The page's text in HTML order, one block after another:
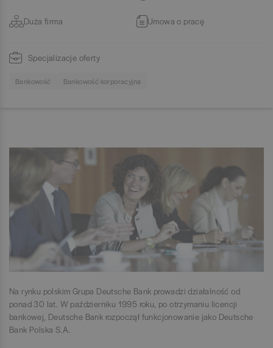
Duża firma Umowa o pracę
Specjalizacje oferty
Bankowość Bankowość korporacyjna
Na rynku polskim Grupa Deutsche Bank prowadzi działalność od
ponad 30 lat. W październiku 1995 roku, po otrzymaniu licencji
bankowej, Deutsche Bank rozpoczął funkcjonowanie jako Deutsche
Bank Polska S.A.